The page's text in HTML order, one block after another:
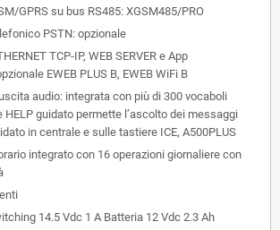
GPRS su bus RS485: XGSM485/PRO
PSTN: opzionale
TCP-IP, WEB SERVER e App
EWEB PLUS B, EWEB WiFi B
audio: integrata con più di 300 vocaboli
HELP guidato permette l’ascolto dei messaggi
in centrale e sulle tastiere ICE, A500PLUS
integrato con 16 operazioni giornaliere con
14.5 Vdc 1 A Batteria 12 Vdc 2.3 Ah